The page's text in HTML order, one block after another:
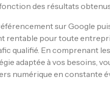
des résultats
sur Google
rentable pour toute
qualifié. En comprenant
adaptée à vos besoins,
numérique en constante